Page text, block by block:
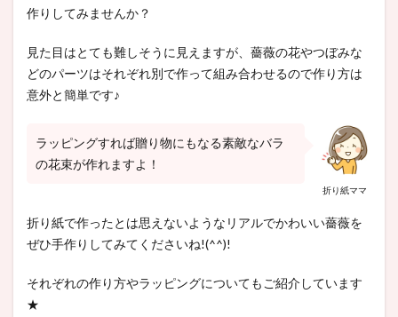
作りしてみませんか？
見た目はとても難しそうに見えますが、薔薇の花やつぼみな
どのパーツはそれぞれ別で作って組み合わせるので作り方は
意外と簡単です♪
折り紙ママ
ラッピングすれば贈り物にもなる素敵なバラ
の花束が作れますよ！
折り紙で作ったとは思えないようなリアルでかわいい薔薇を
ぜひ手作りしてみてくださいね!(^^)!
それぞれの作り方やラッピングについてもご紹介しています
★